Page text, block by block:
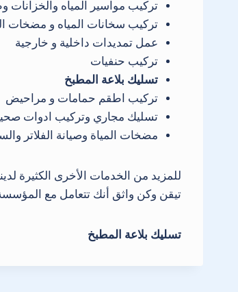
تركيب مواسير المياه والخزانات
تركيب سخانات المياه و مضخات
عمل تمديدات داخلية و خارجية
تركيب حنفيات
تسليك بلاعة المطبخ
تركيب اطقم حمامات و مراحيض
تسليك مجاري وتركيب ادوات صحية
مضخات المياة وصيانة الفلاتر
تيقن وكن واثق أنك تتعامل مع
تسليك بلاعة المطبخ